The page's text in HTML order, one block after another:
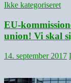
Ikke kategoriseret
EU-
union! Vi skal
14. september 2017